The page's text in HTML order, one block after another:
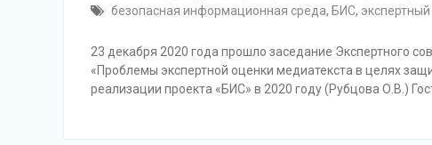
безопасная информационная среда, БИС,
23 декабря 2020 года прошло заседание Экспертного
«Проблемы экспертной оценки медиатекста в целях
реализации проекта «БИС» в 2020 году (Рубцова О.В.)